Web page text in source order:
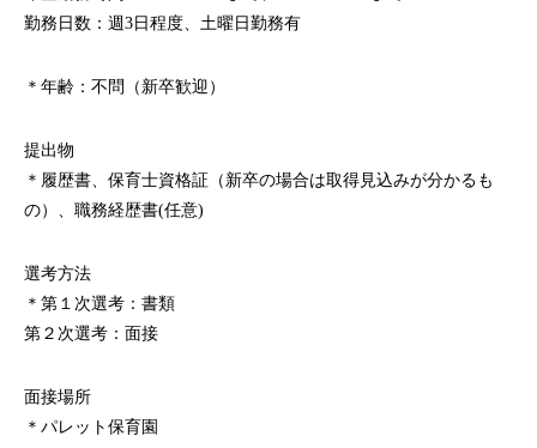
勤務日数：週3日程度、土曜日勤務有
＊年齢：不問（新卒歓迎）
提出物
＊履歴書、保育士資格証（新卒の場合は取得見込みが分かるも
の）、職務経歴書(任意)
選考方法
＊第１次選考：書類
第２次選考：面接
面接場所
＊パレット保育園